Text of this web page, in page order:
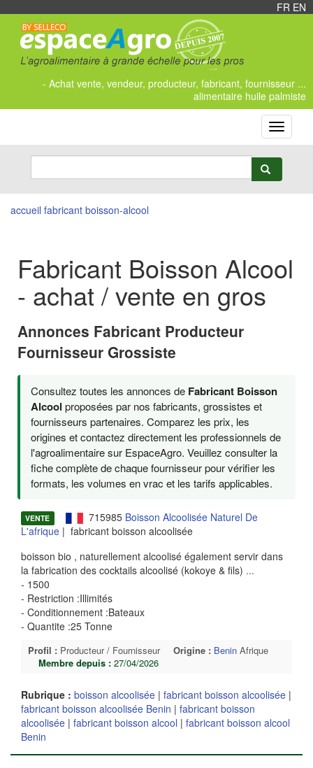
FR EN
- Achat vente, vendeur, producteur, fabricant, fournisseur ...
alimentaire huile palmiste
Toggle
accueil fabricant boisson-alcool
Fabricant Boisson Alcool
- achat / vente en gros
Annonces Fabricant Producteur
Fournisseur Grossiste
Consultez toutes les annonces de Fabricant Boisson
Alcool proposées par nos fabricants, grossistes et
fournisseurs partenaires. Comparez les prix, les
origines et contactez directement les professionnels de
l'agroalimentaire sur EspaceAgro. Veuillez consulter la
fiche complète de chaque fournisseur pour vérifier les
formats, les volumes en vrac et les tarifs applicables.
VENTE 715985 Boisson Alcoolisée Naturel De
L'afrique | fabricant boisson alcoolisée
boisson bio , naturellement alcoolisé également servir dans
la fabrication des cocktails alcoolisé (kokoye & fils) ...
- 1500
- Restriction :Illimités
- Conditionnement :Bateaux
- Quantite :25 Tonne
Profil : Producteur / Fournisseur Origine : Benin Afrique
Membre depuis : 27/04/2026
Rubrique : boisson alcoolisée | fabricant boisson alcoolisée |
fabricant boisson alcoolisée Benin | fabricant boisson
alcoolisée | fabricant boisson alcool | fabricant boisson alcool
Benin